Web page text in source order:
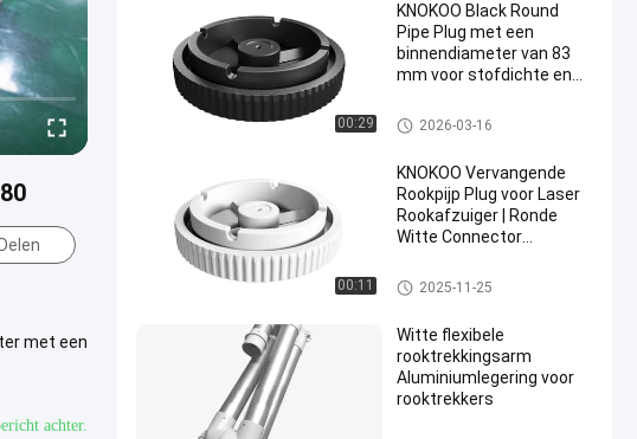
Delen
met een
achter.
00:29
KNOKOO Black Round
Pipe Plug met een
binnendiameter van 83
mm voor stofdichte en
rookzuigersystemen -
Plug and Play Design
Toestellen voor rooktrekkers
2026-03-16
00:11
KNOKOO Vervangende
Rookpijp Plug voor Laser
Rookafzuiger | Ronde
Witte Connector
Toestellen voor rooktrekkers
2025-11-25
Witte flexibele
rooktrekkingsarm
Aluminiumlegering voor
rooktrekkers